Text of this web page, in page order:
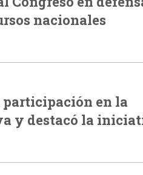
nacionales
participación en la
y destacó la